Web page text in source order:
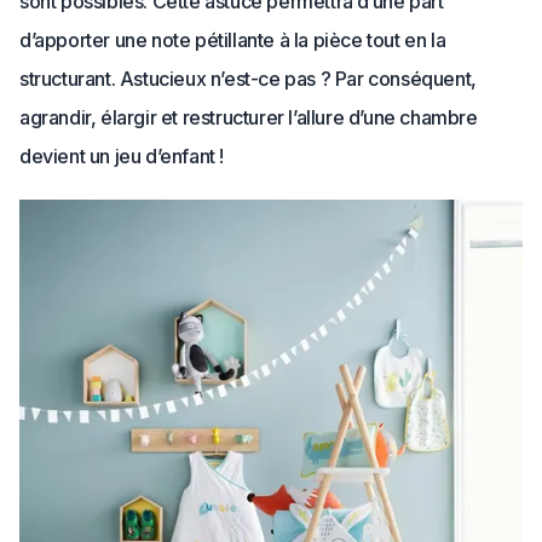
d’apporter une note pétillante à la pièce tout en la
structurant. Astucieux n’est-ce pas ? Par conséquent,
agrandir, élargir et restructurer l’allure d’une chambre
devient un jeu d’enfant !